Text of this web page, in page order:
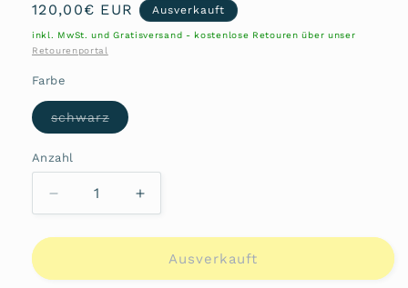
Normaler
Preis
120,00€ EUR Ausverkauft
inkl. MwSt. und Gratisversand - kostenlose Retouren über unser
Retourenportal
Farbe
schwarzVariante
ausverkauft
Anzahl
Anzahl
Verringere
die
Menge
Uhrenkoffer
Erhöhe
die
Menge
Uhrenkoffer
Ausverkauft